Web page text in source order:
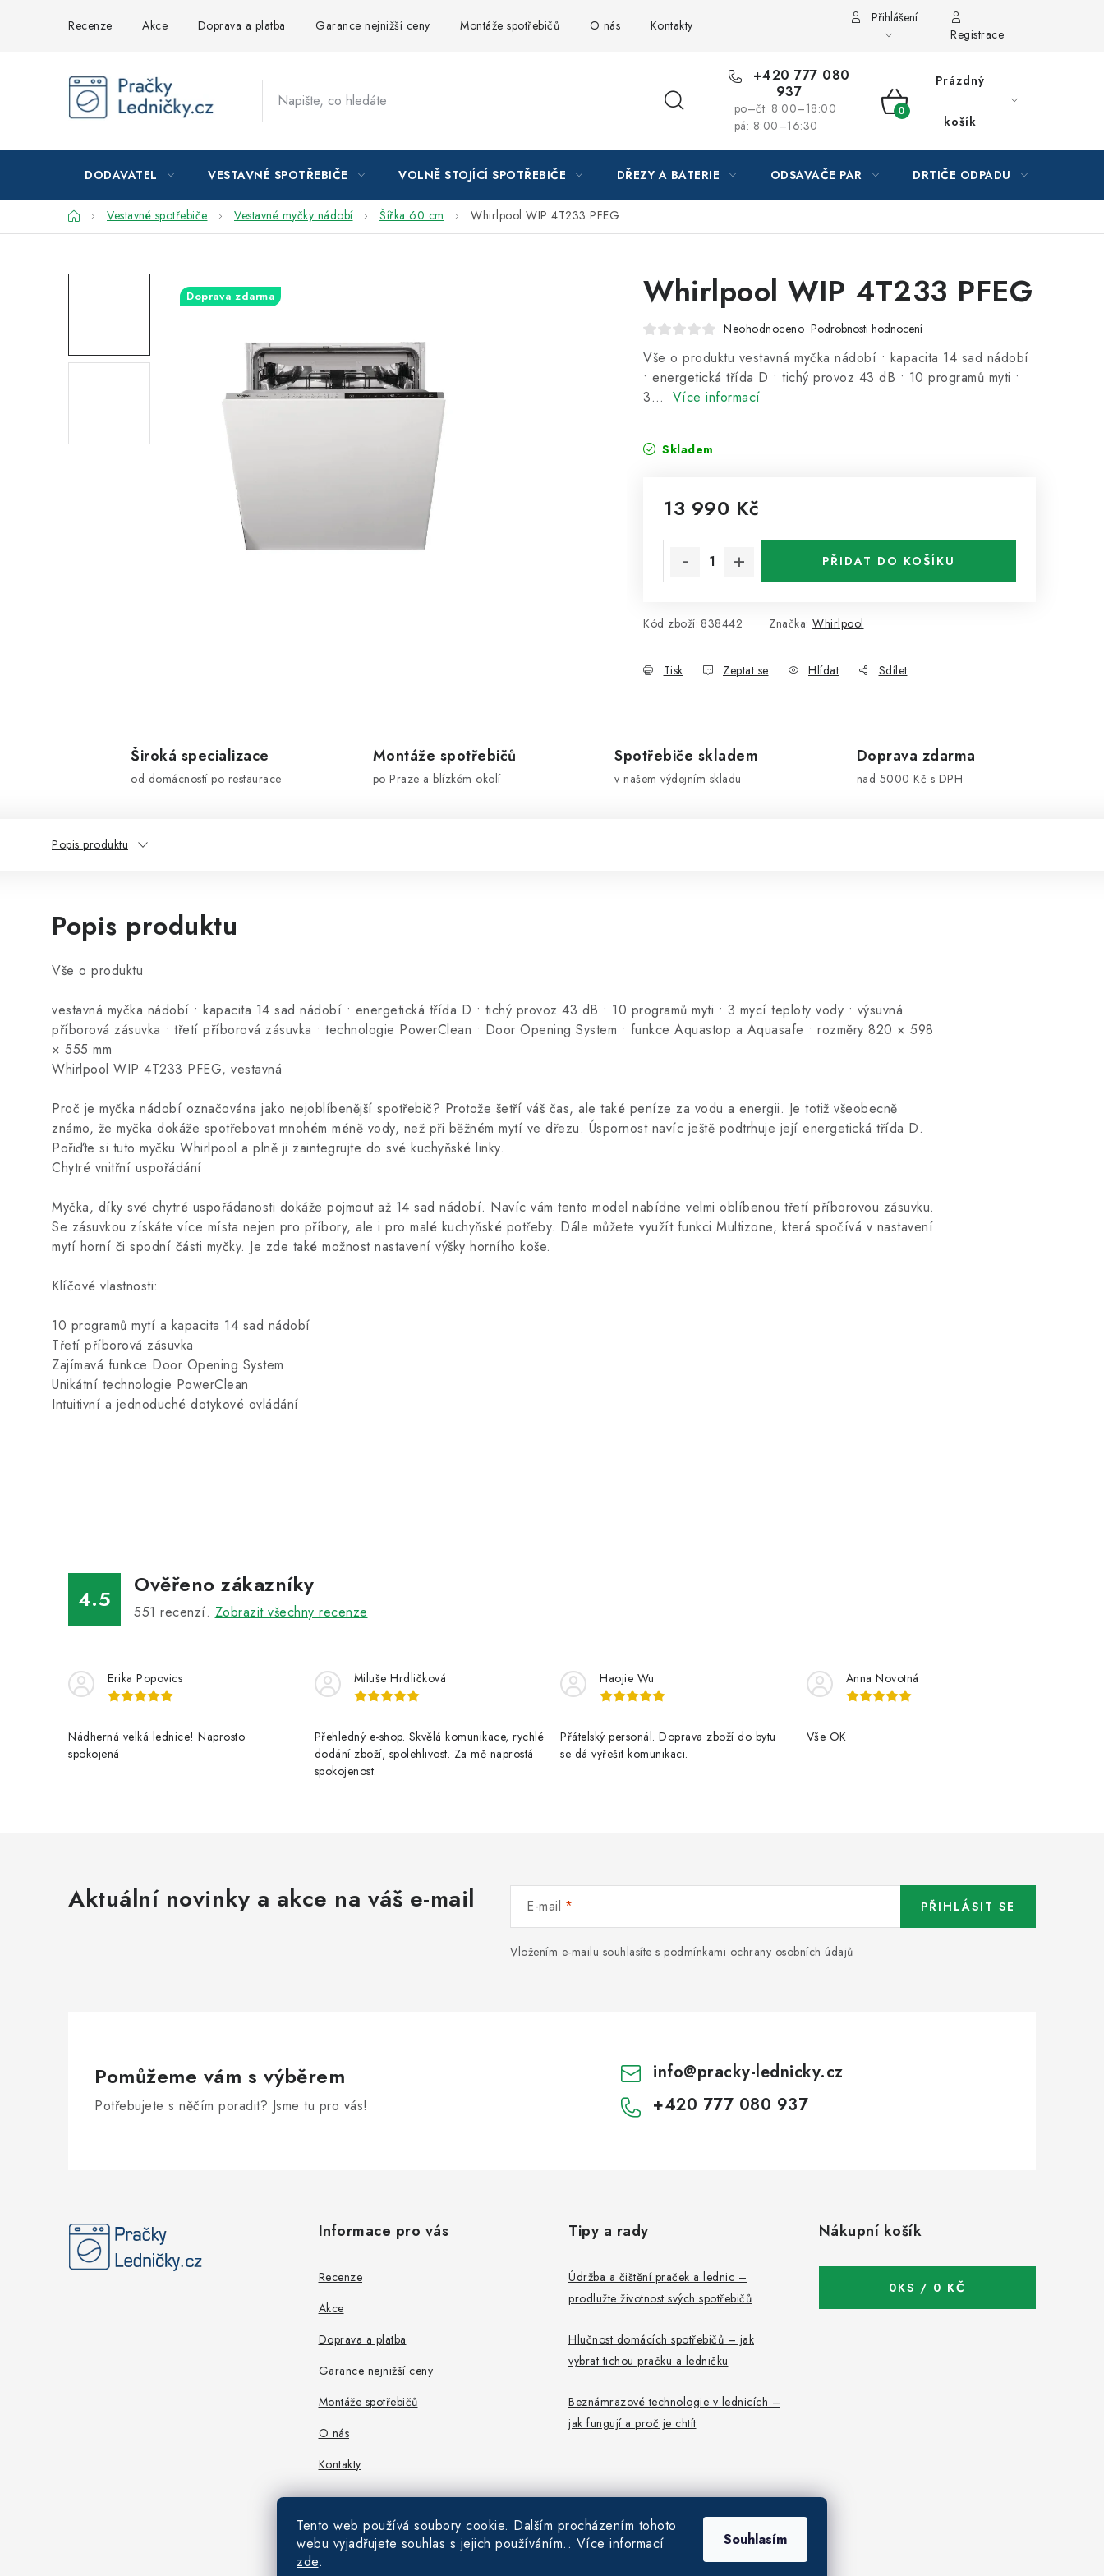
Tento web používá soubory cookie. Dalším procházením tohoto
webu vyjadřujete souhlas s jejich používáním.. Více informací
zde.
Souhlasím
Recenze Akce Doprava a platba Garance nejnižší ceny Montáže spotřebičů O nás Kontakty
Přihlášení
Registrace
+420 777 080
937
po–čt: 8:00–18:00
pá: 8:00–16:30
NÁKUPNÍ
Prázdný
košík
DODAVATEL VESTAVNÉ SPOTŘEBIČE VOLNĚ STOJÍCÍ SPOTŘEBIČE DŘEZY A BATERIE ODSAVAČE PAR DRTIČE ODPADU
DomůVestavné spotřebiče Vestavné myčky nádobí Šířka 60 cm Whirlpool WIP 4T233 PFEG
Whirlpool WIP 4T233 PFEG
Neohodnoceno Podrobnosti hodnocení
Vše o produktu vestavná myčka nádobí • kapacita 14 sad nádobí
• energetická třída D • tichý provoz 43 dB • 10 programů myti •
3… Více informací
Skladem
13 990 Kč
PŘIDAT DO KOŠÍKU
Kód zboží: 838442 Značka: Whirlpool
Tisk Zeptat se Hlídat Sdílet
Doprava zdarma
Široká specializace
od domácností po restaurace
Montáže spotřebičů
po Praze a blízkém okolí
Spotřebiče skladem
v našem výdejním skladu
Doprava zdarma
nad 5000 Kč s DPH
Popis produktu
Popis produktu
Vše o produktu
vestavná myčka nádobí • kapacita 14 sad nádobí • energetická třída D • tichý provoz 43 dB • 10 programů myti • 3 mycí teploty vody • výsuvná
příborová zásuvka • třetí příborová zásuvka • technologie PowerClean • Door Opening System • funkce Aquastop a Aquasafe • rozměry 820 × 598
× 555 mm
Whirlpool WIP 4T233 PFEG, vestavná
Proč je myčka nádobí označována jako nejoblíbenější spotřebič? Protože šetří váš čas, ale také peníze za vodu a energii. Je totiž všeobecně
známo, že myčka dokáže spotřebovat mnohém méně vody, než při běžném mytí ve dřezu. Úspornost navíc ještě podtrhuje její energetická třída D.
Pořiďte si tuto myčku Whirlpool a plně ji zaintegrujte do své kuchyňské linky.
Chytré vnitřní uspořádání
Myčka, díky své chytré uspořádanosti dokáže pojmout až 14 sad nádobí. Navíc vám tento model nabídne velmi oblíbenou třetí příborovou zásuvku.
Se zásuvkou získáte více místa nejen pro příbory, ale i pro malé kuchyňské potřeby. Dále můžete využít funkci Multizone, která spočívá v nastavení
mytí horní či spodní části myčky. Je zde také možnost nastavení výšky horního koše.
Klíčové vlastnosti:
10 programů mytí a kapacita 14 sad nádobí
Třetí příborová zásuvka
Zajímavá funkce Door Opening System
Unikátní technologie PowerClean
Intuitivní a jednoduché dotykové ovládání
4.5
Ověřeno zákazníky
551 recenzí. Zobrazit všechny recenze
Erika Popovics
Nádherná velká lednice! Naprosto
spokojená
Miluše Hrdličková
Přehledný e-shop. Skvělá komunikace, rychlé
dodání zboží, spolehlivost. Za mě naprostá
spokojenost.
Haojie Wu
Přátelský personál. Doprava zboží do bytu
se dá vyřešit komunikaci.
Anna Novotná
Vše OK
Aktuální novinky a akce na váš e-mail E-mail
Vložením e-mailu souhlasíte s podmínkami ochrany osobních údajů
PŘIHLÁSIT SE
Pomůžeme vám s výběrem
Potřebujete s něčím poradit? Jsme tu pro vás!
info@pracky-lednicky.cz
+420 777 080 937
Informace pro vás
Recenze
Akce
Doprava a platba
Garance nejnižší ceny
Montáže spotřebičů
O nás
Kontakty
Tipy a rady
Údržba a čištění praček a lednic –
prodlužte životnost svých spotřebičů
Hlučnost domácích spotřebičů – jak
vybrat tichou pračku a ledničku
Beznámrazové technologie v lednicích –
jak fungují a proč je chtít
Nákupní košík
0KS / 0 KČ
Copyright 2026